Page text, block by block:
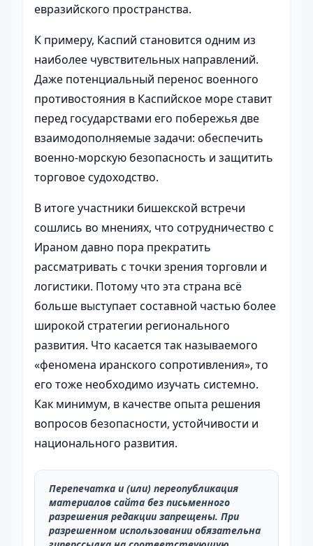
евразийского пространства.
К примеру, Каспий становится одним из
наиболее чувствительных направлений.
Даже потенциальный перенос военного
противостояния в Каспийское море ставит
перед государствами его побережья две
взаимодополняемые задачи: обеспечить
военно-морскую безопасность и защитить
торговое судоходство.
В итоге участники бишекской встречи
сошлись во мнениях, что сотрудничество с
Ираном давно пора прекратить
рассматривать с точки зрения торговли и
логистики. Потому что эта страна всё
больше выступает составной частью более
широкой стратегии регионального
развития. Что касается так называемого
«феномена иранского сопротивления», то
его тоже необходимо изучать системно.
Как минимум, в качестве опыта решения
вопросов безопасности, устойчивости и
национального развития.
Перепечатка и (или) переопубликация
материалов сайта без письменного
разрешения редакции запрещены. При
разрешенном использовании обязательна